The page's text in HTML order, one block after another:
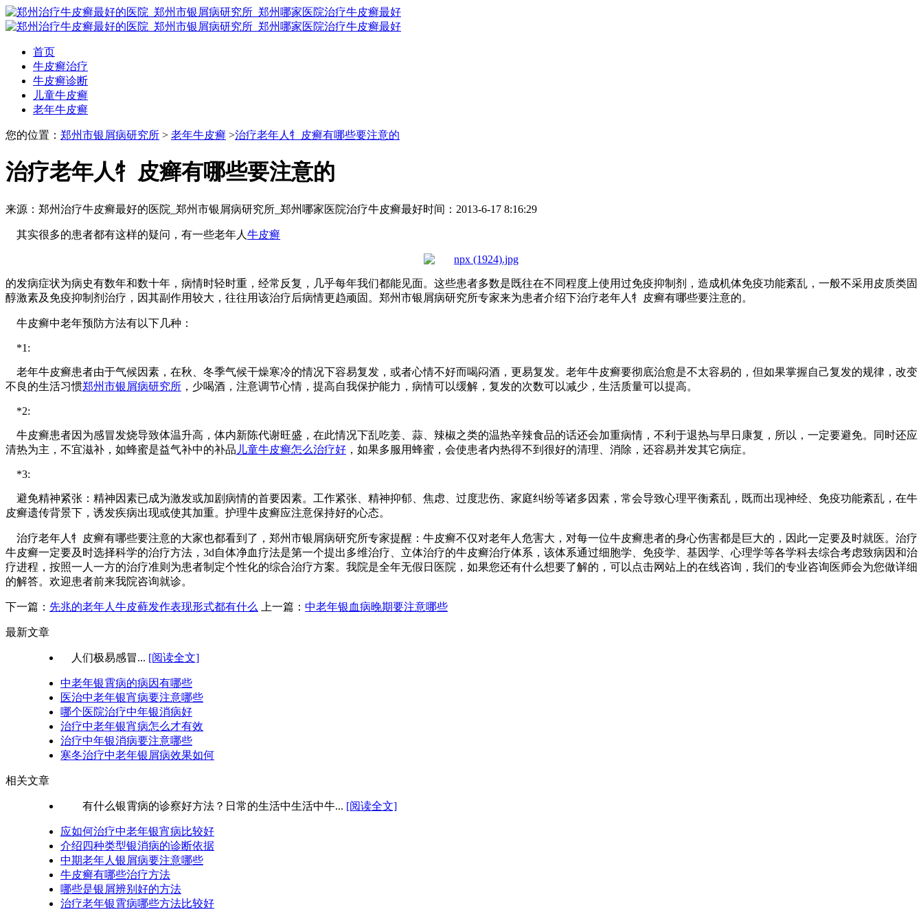
首页
牛皮癣治疗
牛皮癣诊断
儿童牛皮癣
老年牛皮癣
您的位置： 郑州市银屑病研究所 > 老年牛皮癣 >治疗老年人牜皮癣有哪些要注意的
治疗老年人牜皮癣有哪些要注意的
来源：郑州治疗牛皮癣最好的医院_郑州市银屑病研究所_郑州哪家医院治疗牛皮癣最好时间：2013-6-17 8:16:29
其实很多的患者都有这样的疑问，有一些老年人 牛皮癣
的发病症状为病史有数年和数十年，病情时轻时重，经常反复，几乎每年我们都能见面。这些患者多数是既往在不同程度上使用过免疫抑制剂，造成机体免疫功能紊乱，一般不采用皮质类固
醇激素及免疫抑制剂治疗，因其副作用较大，往往用该治疗后病情更趋顽固。郑州市银屑病研究所专家来为患者介绍下治疗老年人牜皮癣有哪些要注意的。
牛皮癣中老年预防方法有以下几种：
*1:
老年牛皮癣患者由于气候因素，在秋、冬季气候干燥寒冷的情况下容易复发，或者心情不好而喝闷酒，更易复发。老年牛皮癣要彻底治愈是不太容易的，但如果掌握自己复发的规律，改变
不良的生活习惯郑州市银屑病研究所 ，少喝酒，注意调节心情，提高自我保护能力，病情可以缓解，复发的次数可以减少，生活质量可以提高。
*2:
牛皮癣患者因为感冒发烧导致体温升高，体内新陈代谢旺盛，在此情况下乱吃姜、蒜、辣椒之类的温热辛辣食品的话还会加重病情，不利于退热与早日康复，所以，一定要避免。同时还应
清热为主，不宜滋补，如蜂蜜是益气补中的补品 儿童牛皮癣怎么治疗好 ，如果多服用蜂蜜，会使患者内热得不到很好的清理、消除，还容易并发其它病症。
*3:
避免精神紧张：精神因素已成为激发或加剧病情的首要因素。工作紧张、精神抑郁、焦虑、过度悲伤、家庭纠纷等诸多因素，常会导致心理平衡紊乱，既而出现神经、免疫功能紊乱，在牛
皮癣遗传背景下，诱发疾病出现或使其加重。护理牛皮癣应注意保持好的心态。
治疗老年人牜皮癣有哪些要注意的大家也都看到了，郑州市银屑病研究所专家提醒：牛皮癣不仅对老年人危害大，对每一位牛皮癣患者的身心伤害都是巨大的，因此一定要及时就医。治疗
牛皮癣一定要及时选择科学的治疗方法，3d自体净血疗法是第一个提出多维治疗、立体治疗的牛皮癣治疗体系，该体系通过细胞学、免疫学、基因学、心理学等各学科去综合考虑致病因和治
疗进程，按照一人一方的治疗准则为患者制定个性化的综合治疗方案。我院是全年无假日医院，如果您还有什么想要了解的，可以点击网站上的在线咨询，我们的专业咨询医师会为您做详细
的解答。欢迎患者前来我院咨询就诊。
下一篇： 先兆的老年人牛皮藓发作表现形式都有什么 上一篇： 中老年银血病晚期要注意哪些
最新文章
人们极易感冒... [阅读全文]
中老年银霄病的病因有哪些
医治中老年银宵病要注意哪些
哪个医院治疗中年银消病好
治疗中老年银宵病怎么才有效
治疗中年银消病要注意哪些
寒冬治疗中老年银屑病效果如何
相关文章
有什么银霄病的诊察好方法？日常的生活中生活中牛... [阅读全文]
应如何治疗中老年银宵病比较好
介绍四种类型银消病的诊断依据
中期老年人银屑病要注意哪些
牛皮癣有哪些治疗方法
哪些是银屑辨别好的方法
治疗老年银霄病哪些方法比较好